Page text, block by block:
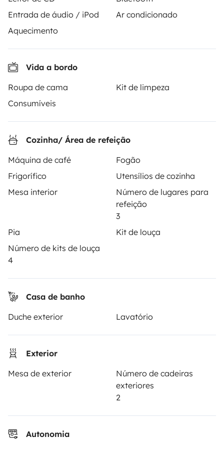
Entrada de áudio / iPod
Ar condicionado
Aquecimento
Vida a bordo
Roupa de cama
Kit de limpeza
Consumíveis
Cozinha/ Área de refeição
Máquina de café
Fogão
Frigorífico
Utensílios de cozinha
Mesa interior
Número de lugares para
refeição
3
Pia
Kit de louça
Número de kits de louça
4
Casa de banho
Duche exterior
Lavatório
Exterior
Mesa de exterior
Número de cadeiras
exteriores
2
Autonomia
4.18/5 de 543 comentários de utilizadores no Trusted
Shops
ALUGUER DE AUTOCARAVANAS
Alugar uma autocaravana
Primeiros passos de autocaravana
Os comentários dos nossos utilizadores
Ajuda locatário
PROPRIETÁRIOS
Criar um anúncio
Contrato de aluguer
Seguro de aluguer
Assistências de aluguer
Modos de pagamento seguros
Pagamento em prestações